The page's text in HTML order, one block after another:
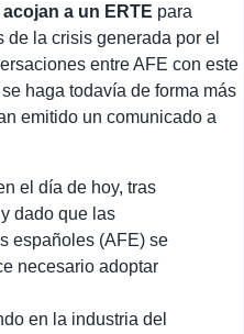
a un ERTE para
la crisis generada por el
entre AFE con este
haga todavía de forma más
emitido un comunicado a
el día de hoy, tras
dado que las
españoles (AFE) se
necesario adoptar
en la industria del